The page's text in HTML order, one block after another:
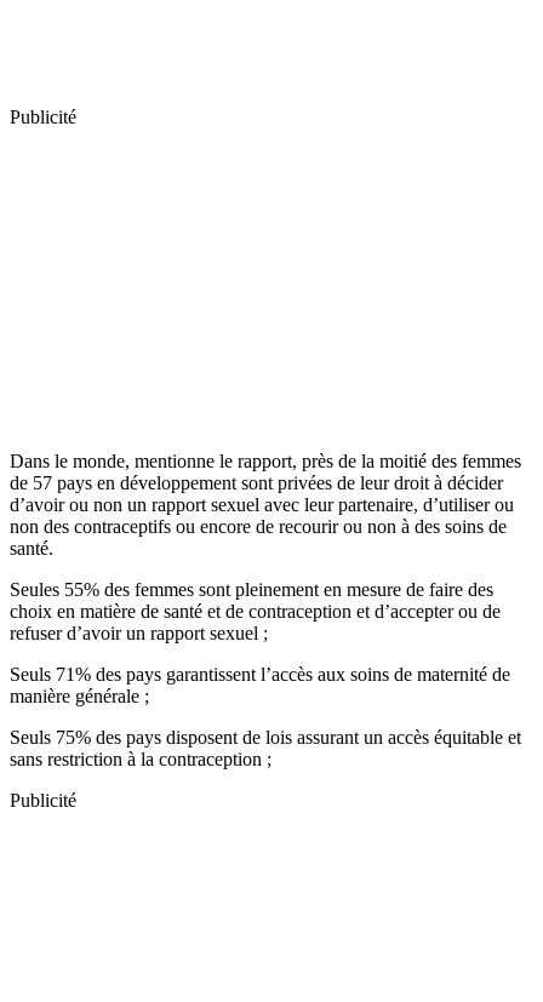
Publicité
Dans le monde, mentionne le rapport, près de la moitié des femmes
de 57 pays en développement sont privées de leur droit à décider
d’avoir ou non un rapport sexuel avec leur partenaire, d’utiliser ou
non des contraceptifs ou encore de recourir ou non à des soins de
santé.
Seules 55% des femmes sont pleinement en mesure de faire des
choix en matière de santé et de contraception et d’accepter ou de
refuser d’avoir un rapport sexuel ;
Seuls 71% des pays garantissent l’accès aux soins de maternité de
manière générale ;
Seuls 75% des pays disposent de lois assurant un accès équitable et
sans restriction à la contraception ;
Publicité